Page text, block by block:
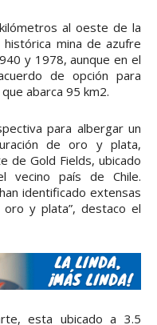
al oeste de la
histórica mina de azufre
y 1978, aunque en el
de opción para
abarca 95 km2.
para albergar un
de oro y plata,
de Gold Fields, ubicado
vecino país de Chile.
identificado extensas
oro y plata”, destaco el
esta ubicado a 3.5